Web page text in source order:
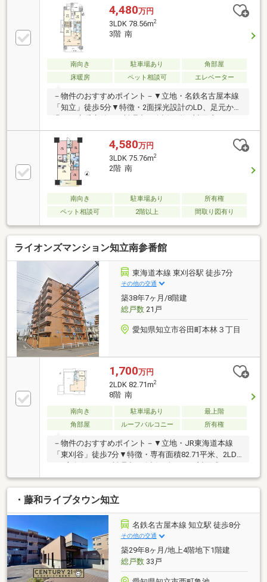
4,480万円
3LDK 78.56m2
3階 南
南向き 駐車場あり
角部屋
床暖房
ペット相談可 エレベーター
－物件のおすすめポイント－▼立地・名鉄名古屋本線
「知立」徒歩5分▼特徴・2面採光設計のLD、足元から
ン・洋室2部屋にWIC、廊下に3か所の収納有・3面バル
コニー仕様・24時間ゴミステーション利用可・ペット
飼育可(規約有)・敷地内立体駐車場1台使用可(車種に
よる)▼周辺環境・知立市立知立小学校 徒歩9分(約
720m)※借地期間満了時に更地返還要。建物の買取り請
求・契約更新及び改築等による期間延長不可。■ ご希
望の住まい探しをお手伝いします ━━━━━・・・物
件の詳細・ご相談はお気軽にお問い合わせください。
4,580万円
3LDK 75.76m2
2階 南
南向き 駐車場あり
所有権
ペット相談可
2階以上 間取り図有り
ライオンズマンション知立南参番館
東海道本線 東刈谷駅 徒歩7分
その他の交通
築38年7ヶ月/8階建
総戸数21戸
愛知県知立市谷田町本林３丁目
1,700万円
2LDK 82.71m2
8階 南
南向き 駐車場あり
最上階
角部屋
ルーフバルコニー 所有権
－物件のおすすめポイント－▼立地・JR東海道本線
「東刈谷」徒歩7分▼特徴・専有面積82.71平米、2LDK
チン・各洋室に収納スペースを設置・洗面室は
2WAY、家事動線良好・浴室・洗面室・トイレは窓
付・約58.65平米のルーフバルコニーに加え、約30.34
平米のワイドバルコニー有▼2026年1月室内リフォー
ム済【交換】洗面化粧台、トイレ、建具【その他】全
室クロス張替、フローリング上張り、ハウスクリーニ
ング 他■ ご希望の住まい探しをお手伝いします
━━━━━・・・物件の詳細・ご相談はお気軽にお問
い合わせください。
・藤和ライブタウン知立
名鉄名古屋本線 知立駅 徒歩8分
その他の交通
築29年8ヶ月/地上4階地下1階建
総戸数33戸